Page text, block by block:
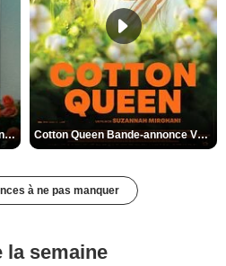
Des Fleurs pour Tokyo Bande-annonce VO STFR Cotton Queen Bande-annonce VO STFR
à ne pas manquer
la semaine